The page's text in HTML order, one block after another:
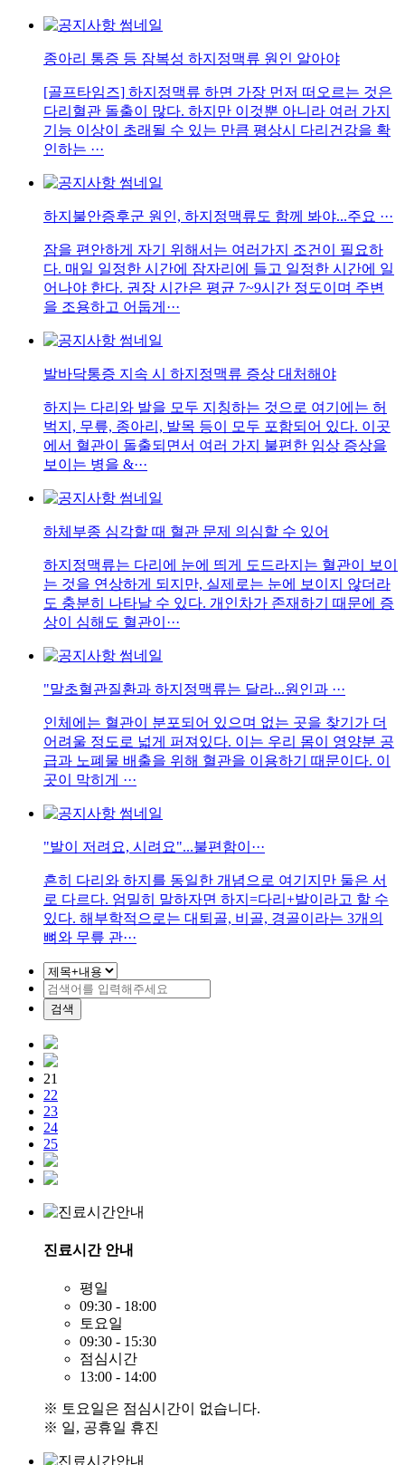
종아리 통증 등 잠복성 하지정맥류 원인 알아야
[골프타임즈] 하지정맥류 하면 가장 먼저 떠오르는 것은
다리혈관 돌출이 많다. 하지만 이것뿐 아니라 여러 가지
기능 이상이 초래될 수 있는 만큼 평상시 다리건강을 확
인하는 ···
하지불안증후군 원인, 하지정맥류도 함께 봐야...주요 ···
잠을 편안하게 자기 위해서는 여러가지 조건이 필요하
다. 매일 일정한 시간에 잠자리에 들고 일정한 시간에 일
어나야 한다. 권장 시간은 평균 7~9시간 정도이며 주변
을 조용하고 어둡게···
발바닥통증 지속 시 하지정맥류 증상 대처해야
하지는 다리와 발을 모두 지칭하는 것으로 여기에는 허
벅지, 무릎, 종아리, 발목 등이 모두 포함되어 있다. 이곳
에서 혈관이 돌출되면서 여러 가지 불편한 임상 증상을
보이는 병을 &···
하체부종 심각할 때 혈관 문제 의심할 수 있어
하지정맥류는 다리에 눈에 띄게 도드라지는 혈관이 보이
는 것을 연상하게 되지만, 실제로는 눈에 보이지 않더라
도 충분히 나타날 수 있다. 개인차가 존재하기 때문에 증
상이 심해도 혈관이···
"말초혈관질환과 하지정맥류는 달라...원인과 ···
인체에는 혈관이 분포되어 있으며 없는 곳을 찾기가 더
어려울 정도로 넓게 퍼져있다. 이는 우리 몸이 영양분 공
급과 노폐물 배출을 위해 혈관을 이용하기 때문이다. 이
곳이 막히게 ···
"발이 저려요, 시려요"...불편함이···
흔히 다리와 하지를 동일한 개념으로 여기지만 둘은 서
로 다르다. 엄밀히 말하자면 하지=다리+발이라고 할 수
있다. 해부학적으로는 대퇴골, 비골, 경골이라는 3개의
뼈와 무릎 관···
검색
21
22
23
24
25
진료시간 안내
평일
09:30 - 18:00
토요일
09:30 - 15:30
점심시간
13:00 - 14:00
※ 토요일은 점심시간이 없습니다.
※ 일, 공휴일 휴진